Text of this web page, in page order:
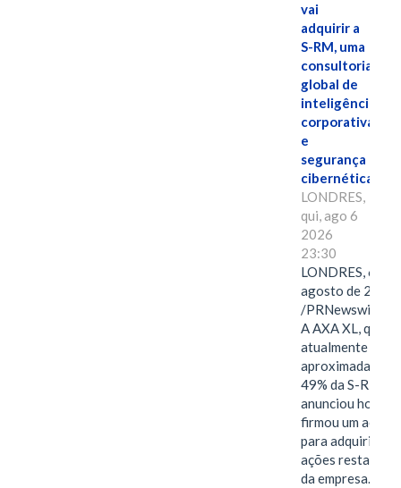
vai
adquirir a
S-RM, uma
consultoria
global de
inteligência
corporativa
e
segurança
cibernética
LONDRES,
qui, ago 6
2026
23:30
LONDRES, 6 de
agosto de 2026
/PRNewswire/ --
A AXA XL, que
atualmente
49% da S-RM,
anunciou hoje
firmou um
para adquirir as
ações restantes
da empresa. A S-